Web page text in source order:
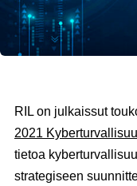
RIL on julkaissut
2021
tietoa
strategiseen